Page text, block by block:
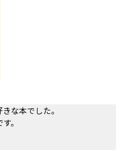
な本でした。
。